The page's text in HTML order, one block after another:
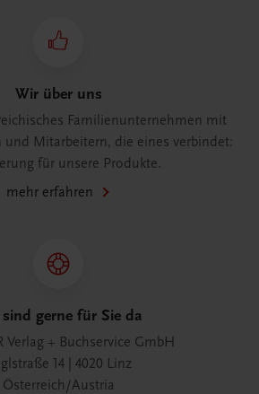
Wir über uns
Familienunternehmen mit
und Mitarbeitern, die eines verbindet:
für unsere Produkte.
mehr erfahren
gerne für Sie da
Verlag + Buchservice GmbH
14 | 4020 Linz
Österreich/Austria